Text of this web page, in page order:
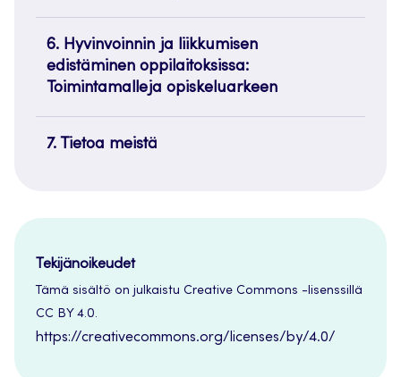
6. Hyvinvoinnin ja liikkumisen
edistäminen oppilaitoksissa:
Toimintamalleja opiskeluarkeen
7. Tietoa meistä
Tekijänoikeudet
Tämä sisältö on julkaistu Creative Commons -lisenssillä
CC BY 4.0.
https://creativecommons.org/licenses/by/4.0/